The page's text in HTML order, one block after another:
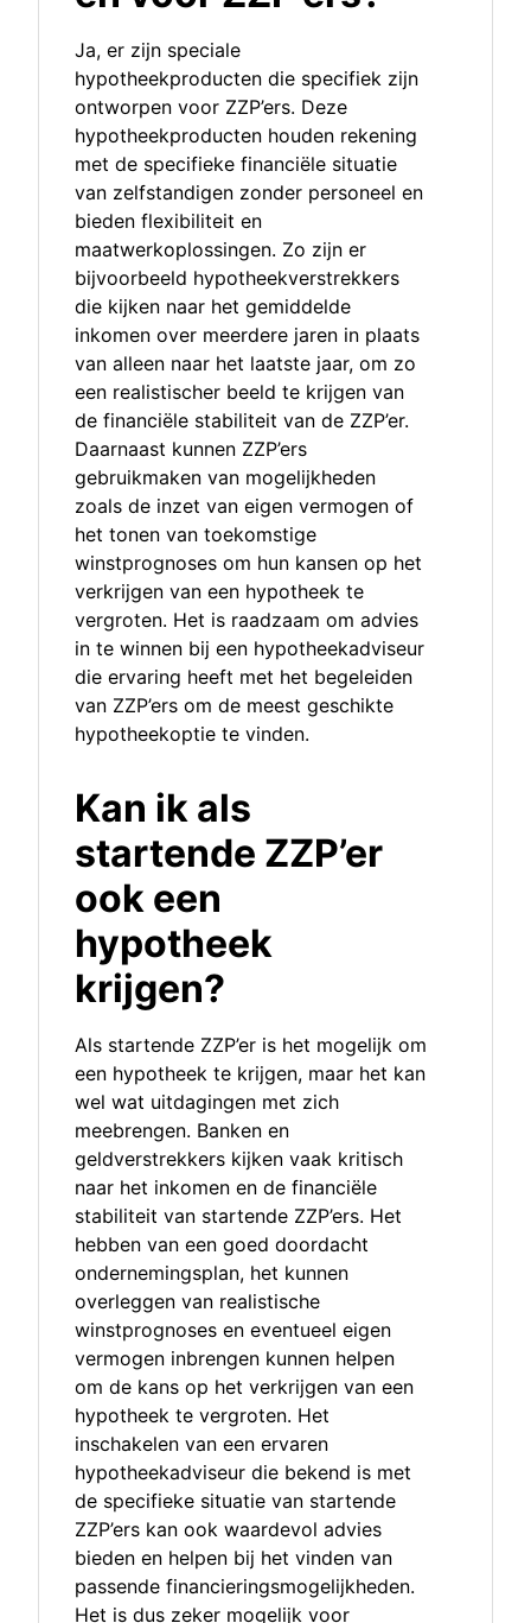
Ja, er zijn speciale
hypotheekproducten die specifiek zijn
ontworpen voor ZZP’ers. Deze
hypotheekproducten houden rekening
met de specifieke financiële situatie
van zelfstandigen zonder personeel en
bieden flexibiliteit en
maatwerkoplossingen. Zo zijn er
bijvoorbeeld hypotheekverstrekkers
die kijken naar het gemiddelde
inkomen over meerdere jaren in plaats
van alleen naar het laatste jaar, om zo
een realistischer beeld te krijgen van
de financiële stabiliteit van de ZZP’er.
Daarnaast kunnen ZZP’ers
gebruikmaken van mogelijkheden
zoals de inzet van eigen vermogen of
het tonen van toekomstige
winstprognoses om hun kansen op het
verkrijgen van een hypotheek te
vergroten. Het is raadzaam om advies
in te winnen bij een hypotheekadviseur
die ervaring heeft met het begeleiden
van ZZP’ers om de meest geschikte
hypotheekoptie te vinden.
Kan ik als
startende ZZP’er
ook een
hypotheek
krijgen?
Als startende ZZP’er is het mogelijk om
een hypotheek te krijgen, maar het kan
wel wat uitdagingen met zich
meebrengen. Banken en
geldverstrekkers kijken vaak kritisch
naar het inkomen en de financiële
stabiliteit van startende ZZP’ers. Het
hebben van een goed doordacht
ondernemingsplan, het kunnen
overleggen van realistische
winstprognoses en eventueel eigen
vermogen inbrengen kunnen helpen
om de kans op het verkrijgen van een
hypotheek te vergroten. Het
inschakelen van een ervaren
hypotheekadviseur die bekend is met
de specifieke situatie van startende
ZZP’ers kan ook waardevol advies
bieden en helpen bij het vinden van
passende financieringsmogelijkheden.
Het is dus zeker mogelijk voor